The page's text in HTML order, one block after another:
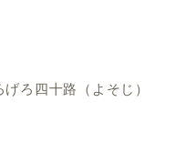
ろ四十路（よそじ）